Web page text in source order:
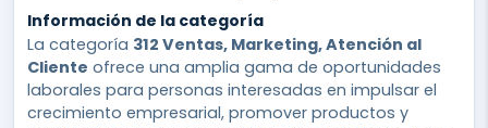
Información de la categoría
La categoría 312 Ventas, Marketing, Atención al
Cliente ofrece una amplia gama de oportunidades
laborales para personas interesadas en impulsar el
crecimiento empresarial, promover productos y